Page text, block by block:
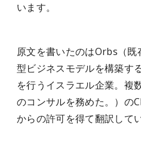
います。
原文を書いたのはOrbs（既
型ビジネスモデルを構築す
を行うイスラエル企業。複
のコンサルを務めた。）の
からの許可を得て翻訳してい